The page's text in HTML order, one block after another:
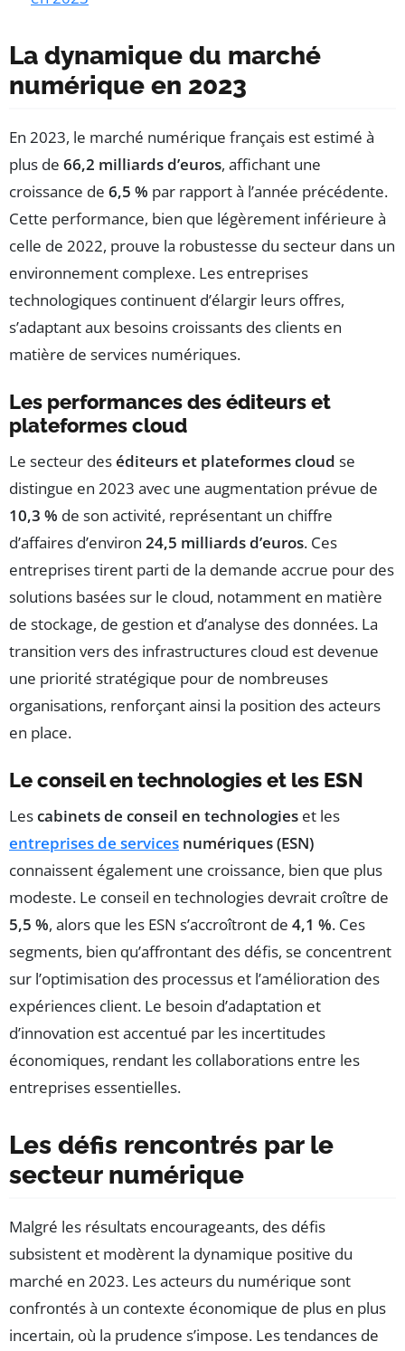
La dynamique du marché
numérique en 2023
En 2023, le marché numérique français est estimé à
plus de 66,2 milliards d’euros, affichant une
croissance de 6,5 % par rapport à l’année précédente.
Cette performance, bien que légèrement inférieure à
celle de 2022, prouve la robustesse du secteur dans un
environnement complexe. Les entreprises
technologiques continuent d’élargir leurs offres,
s’adaptant aux besoins croissants des clients en
matière de services numériques.
Les performances des éditeurs et
plateformes cloud
Le secteur deséditeurs et plateformes cloud se
distingue en 2023 avec une augmentation prévue de
10,3 % de son activité, représentant un chiffre
d’affaires d’environ 24,5 milliards d’euros. Ces
entreprises tirent parti de la demande accrue pour des
solutions basées sur le cloud, notamment en matière
de stockage, de gestion et d’analyse des données. La
transition vers des infrastructures cloud est devenue
une priorité stratégique pour de nombreuses
organisations, renforçant ainsi la position des acteurs
en place.
Le conseil en technologies et les ESN
Lescabinets de conseil en technologies et les
entreprises de services numériques (ESN)
connaissent également une croissance, bien que plus
modeste. Le conseil en technologies devrait croître de
5,5 %, alors que les ESN s’accroîtront de 4,1 %. Ces
segments, bien qu’affrontant des défis, se concentrent
sur l’optimisation des processus et l’amélioration des
expériences client. Le besoin d’adaptation et
d’innovation est accentué par les incertitudes
économiques, rendant les collaborations entre les
entreprises essentielles.
Les défis rencontrés par le
secteur numérique
Malgré les résultats encourageants, des défis
subsistent et modèrent la dynamique positive du
marché en 2023. Les acteurs du numérique sont
confrontés à un contexte économique de plus en plus
incertain, où la prudence s’impose. Les tendances de